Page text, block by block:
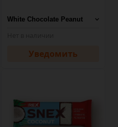
Уведомить